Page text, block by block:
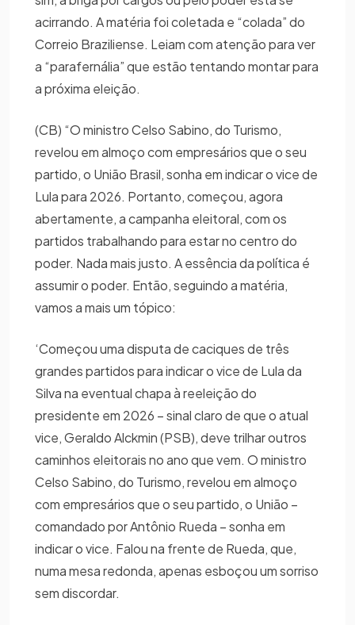
acirrando. A matéria foi coletada e “colada” do
Correio Braziliense. Leiam com atenção para ver
a “parafernália” que estão tentando montar para
a próxima eleição.
(CB) “O ministro Celso Sabino, do Turismo,
revelou em almoço com empresários que o seu
partido, o União Brasil, sonha em indicar o vice de
Lula para 2026. Portanto, começou, agora
abertamente, a campanha eleitoral, com os
partidos trabalhando para estar no centro do
poder. Nada mais justo. A essência da política é
assumir o poder. Então, seguindo a matéria,
vamos a mais um tópico:
‘Começou uma disputa de caciques de três
grandes partidos para indicar o vice de Lula da
Silva na eventual chapa à reeleição do
presidente em 2026 – sinal claro de que o atual
vice, Geraldo Alckmin (PSB), deve trilhar outros
caminhos eleitorais no ano que vem. O ministro
Celso Sabino, do Turismo, revelou em almoço
com empresários que o seu partido, o União –
comandado por Antônio Rueda – sonha em
indicar o vice. Falou na frente de Rueda, que,
numa mesa redonda, apenas esboçou um sorriso
sem discordar.